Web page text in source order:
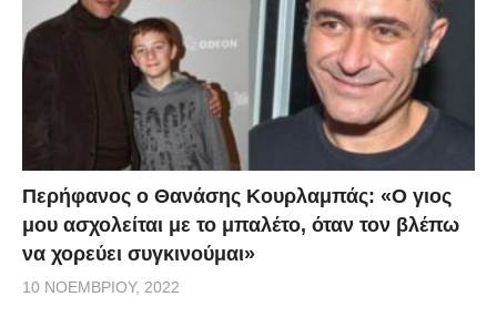
Περήφανος ο Θανάσης Κουρλαμπάς: «Ο γιος
μου ασχολείται με το μπαλέτο, όταν τον βλέπω
να χορεύει συγκινούμαι»
10 ΝΟΕΜΒΡΊΟΥ, 2022